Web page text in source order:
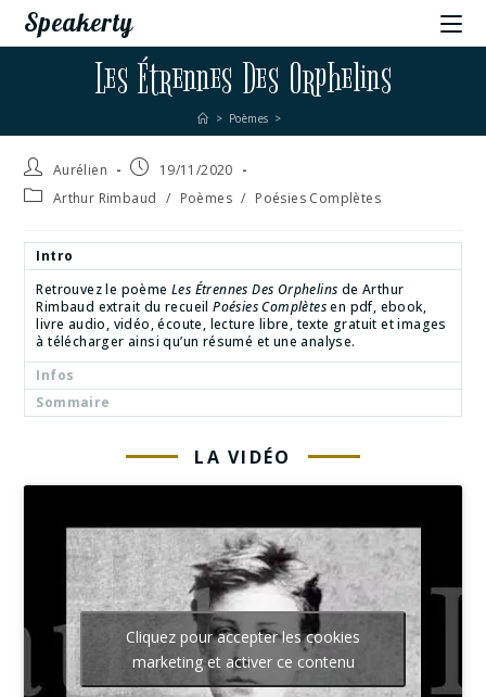
Speakerty
Les Étrennes Des Orphelins
> Poèmes >
Aurélien
19/11/2020
Arthur Rimbaud / Poèmes / Poésies Complètes
Intro
Retrouvez le poèmeLes Étrennes Des Orphelins de Arthur
Rimbaud extrait du recueilPoésies Complètesen pdf, ebook,
livre audio, vidéo, écoute, lecture libre, texte gratuit et images
à télécharger ainsi qu’un résumé et une analyse.
Infos
Sommaire
LA VIDÉO
Cliquez pour accepter les cookies
marketing et activer ce contenu